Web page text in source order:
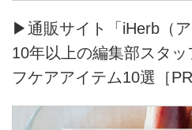
▶通販サイト「iHerb（
10年以上の編集部スタ
フケアアイテム10選［PR